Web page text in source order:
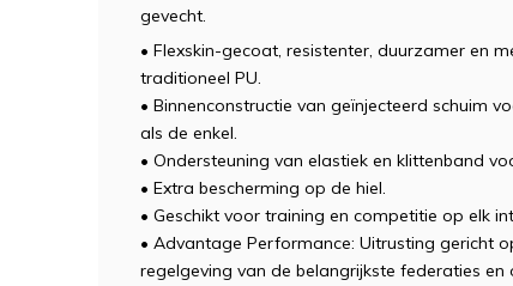
gevecht.
• Flexskin-gecoat, resistenter, duurzamer en
traditioneel PU.
• Binnenconstructie van geïnjecteerd schuim
als de enkel.
• Ondersteuning van elastiek en klittenband
• Extra bescherming op de hiel.
• Geschikt voor training en competitie op elk
• Advantage Performance: Uitrusting gericht
regelgeving van de belangrijkste federaties